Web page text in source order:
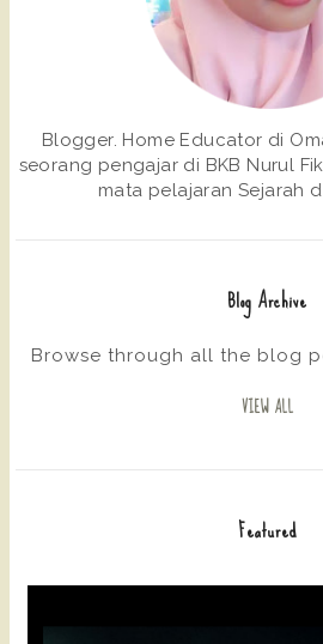
Blogger. Home Educator di
seorang pengajar di BKB Nurul
mata pelajaran Sejarah
Blog Archive
Browse through all the blog
VIEW ALL
Featured